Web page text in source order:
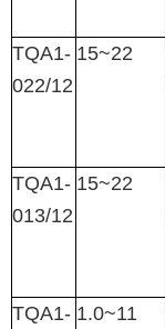
TQA1-
022/12
15~22
TQA1-
013/12
15~22
TQA1- 1.0~11